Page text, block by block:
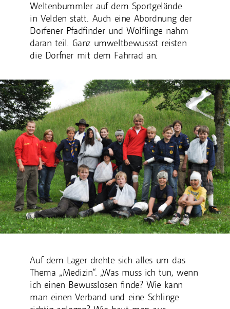
Weltenbummler auf dem Sportgelände
in Velden statt. Auch eine Abordnung der
Dorfener Pfadfinder und Wölflinge nahm
daran teil. Ganz umweltbewussst reisten
die Dorfner mit dem Fahrrad an.
Auf dem Lager drehte sich alles um das
Thema „Medizin“. „Was muss ich tun, wenn
ich einen Bewusslosen finde? Wie kann
man einen Verband und eine Schlinge